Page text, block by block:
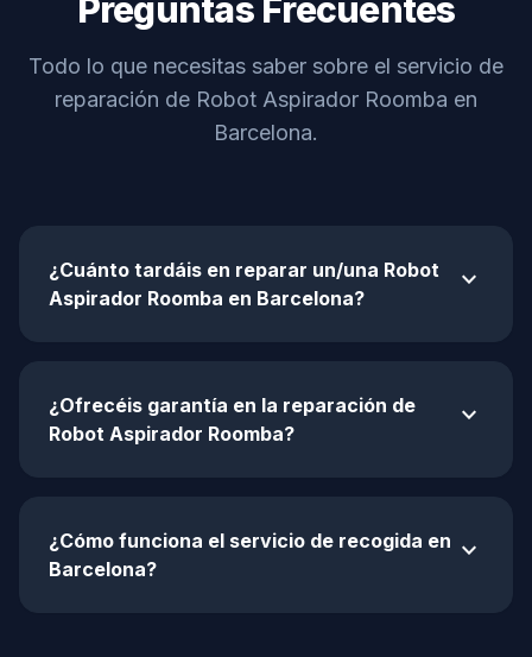
Preguntas Frecuentes
Todo lo que necesitas saber sobre el servicio de
reparación de Robot Aspirador Roomba en
Barcelona.
¿Cuánto tardáis en reparar un/una Robot
Aspirador Roomba en Barcelona?
expand_more
¿Ofrecéis garantía en la reparación de
Robot Aspirador Roomba?
expand_more
¿Cómo funciona el servicio de recogida en
Barcelona?
expand_more